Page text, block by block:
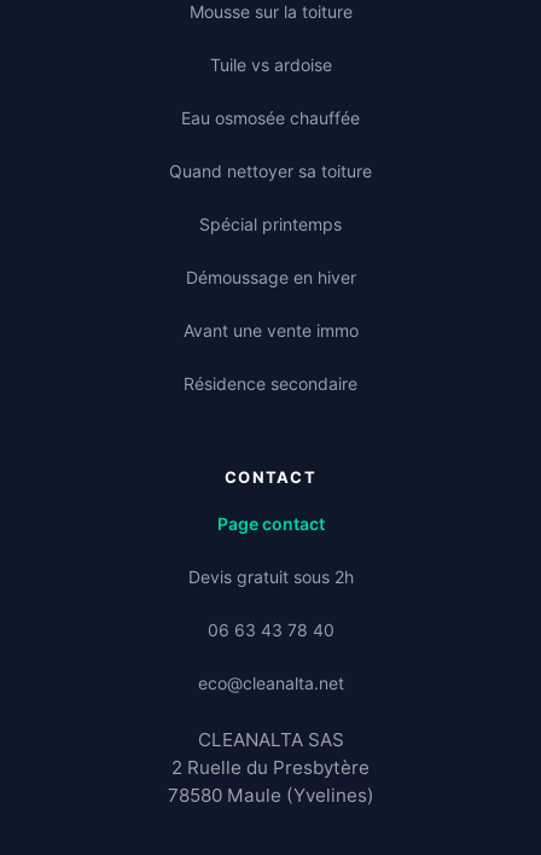
Mousse sur la toiture
Tuile vs ardoise
Eau osmosée chauffée
Quand nettoyer sa toiture
Spécial printemps
Démoussage en hiver
Avant une vente immo
Résidence secondaire
CONTACT
Page contact
Devis gratuit sous 2h
06 63 43 78 40
eco@cleanalta.net
CLEANALTA SAS
2 Ruelle du Presbytère
78580 Maule (Yvelines)